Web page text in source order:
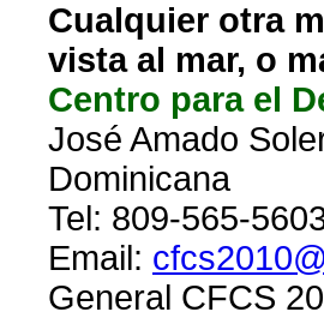
Cualquier otra
vista al mar, o
Centro para el
José Amado
Dominicana
Tel: 809-565-
Email:
General CFCS